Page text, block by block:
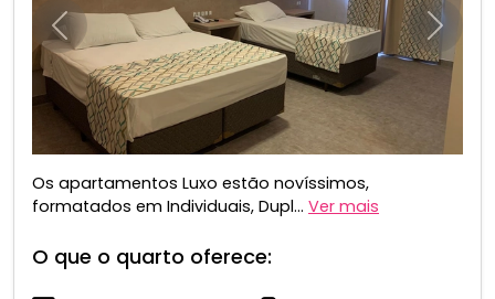
Anterior
Os apartamentos Luxo estão novíssimos,
formatados em Individuais, Dupl... Ver mais
O que o quarto oferece: